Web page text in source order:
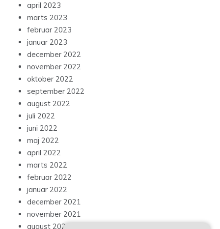
april 2023
marts 2023
februar 2023
januar 2023
december 2022
november 2022
oktober 2022
september 2022
august 2022
juli 2022
juni 2022
maj 2022
april 2022
marts 2022
februar 2022
januar 2022
december 2021
november 2021
august 2021